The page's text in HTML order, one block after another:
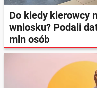
Do kiedy kierowcy
wniosku? Podali
mln osób